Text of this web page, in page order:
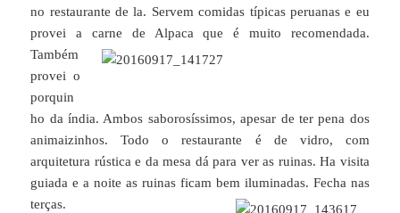
no restaurante de la. Servem comidas típicas peruanas e eu
provei a carne de Alpaca que é muito recomendada.
Também
provei o
porquin
ho da índia. Ambos saborosíssimos, apesar de ter pena dos
animaizinhos. Todo o restaurante é de vidro, com
arquitetura rústica e da mesa dá para ver as ruinas. Ha visita
guiada e a noite as ruinas ficam bem iluminadas. Fecha nas
terças.